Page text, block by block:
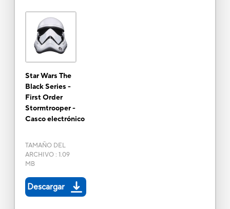
Star Wars The
Black Series -
First Order
Stormtrooper -
Casco electrónico
TAMAÑO DEL
ARCHIVO: 1.09
MB
Descargar